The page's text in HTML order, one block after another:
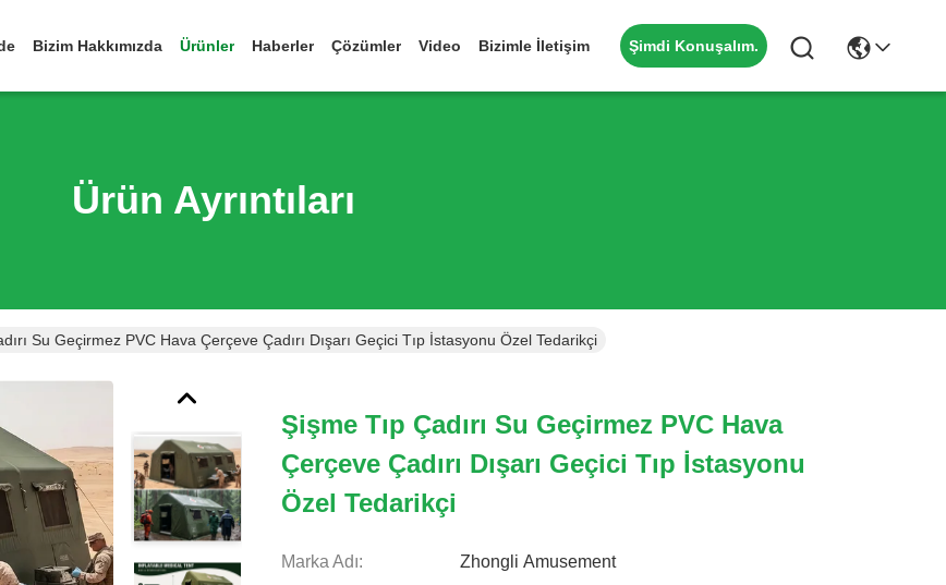
Bizim Hakkımızda Ürünler Haberler Çözümler Video Bizimle İletişim Şimdi Konuşalım.
Ürün Ayrıntıları
Su Geçirmez PVC Hava Çerçeve Çadırı Dışarı Geçici Tıp İstasyonu Özel Tedarikçi
Şişme Tıp Çadırı Su Geçirmez PVC Hava
Çerçeve Çadırı Dışarı Geçici Tıp İstasyonu
Özel Tedarikçi
Marka Adı: Zhongli Amusement